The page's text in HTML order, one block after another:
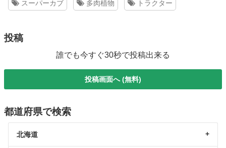
スーパーカブ 多肉植物 トラクター
投稿
誰でも今すぐ30秒で投稿出来る
投稿画面へ (無料)
都道府県で検索
北海道